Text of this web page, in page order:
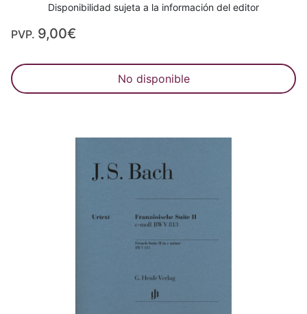
Disponibilidad sujeta a la información del editor
PVP. 9,00€
No disponible